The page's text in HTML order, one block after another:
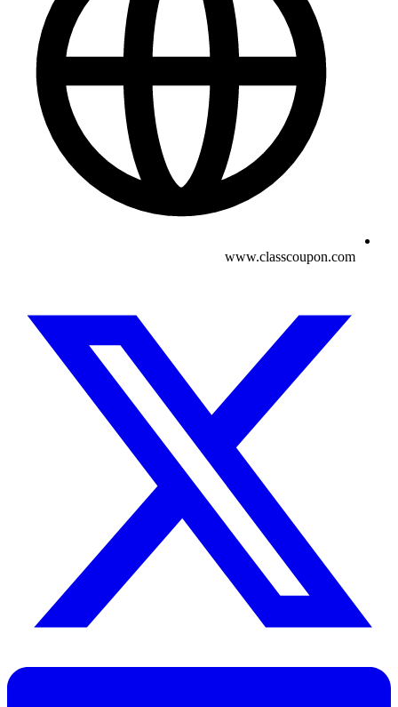
www.classcoupon.com